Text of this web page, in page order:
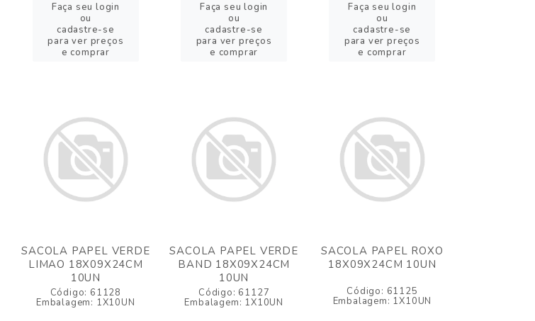
Faça seu login
ou
cadastre-se
para ver preços
e comprar
Faça seu login
ou
cadastre-se
para ver preços
e comprar
Faça seu login
ou
cadastre-se
para ver preços
e comprar
SACOLA PAPEL VERDE
LIMAO 18X09X24CM
10UN
Código: 61128
Embalagem: 1X10UN
SACOLA PAPEL VERDE
BAND 18X09X24CM
10UN
Código: 61127
Embalagem: 1X10UN
SACOLA PAPEL ROXO
18X09X24CM 10UN
Código: 61125
Embalagem: 1X10UN